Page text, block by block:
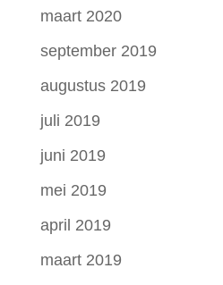
maart 2020
september 2019
augustus 2019
juli 2019
juni 2019
mei 2019
april 2019
maart 2019